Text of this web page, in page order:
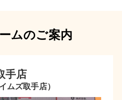
ムのご案内
手店
ムズ取手店）